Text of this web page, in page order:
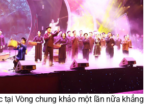
tại Vòng chung khảo một lần nữa khẳng